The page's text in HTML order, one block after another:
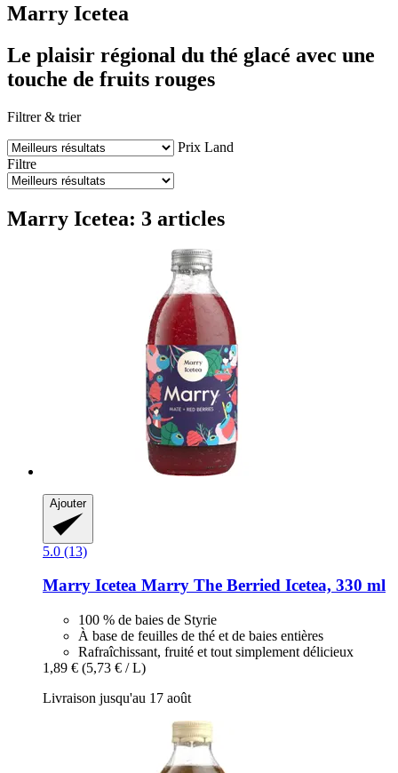
Marry Icetea
Le plaisir régional du thé glacé avec une
touche de fruits rouges
Filtrer & trier
Prix Land
Filtre
Marry Icetea: 3 articles
Ajouter
5.0 (13)
Marry Icetea Marry The Berried Icetea, 330 ml
100 % de baies de Styrie
À base de feuilles de thé et de baies entières
Rafraîchissant, fruité et tout simplement délicieux
1,89 € (5,73 € / L)
Livraison jusqu'au 17 août